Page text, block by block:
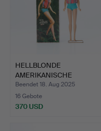
HELLBLONDE
AMERIKANISCHE
MÄDCHEN-BARBIE. M…
Beendet 18. Aug 2025
16 Gebote
370 USD